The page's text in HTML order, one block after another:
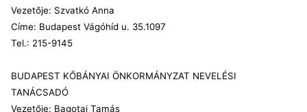
Vezetője: Szvatkó Anna
Címe: Budapest Vágóhíd u. 35.1097
Tel.: 215-9145
BUDAPEST KŐBÁNYAI ÖNKORMÁNYZAT NEVELÉSI
TANÁCSADÓ
Vezetője: Bagotai Tamás